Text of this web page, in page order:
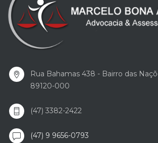
Rua Bahamas 438 - Bairro das
89120-000
(47) 3382-2422
(47) 9 9656-0793